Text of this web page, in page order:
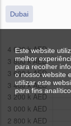
Dubai
Este website
melhor
para recolher
o nosso website
utilizar este
para fins